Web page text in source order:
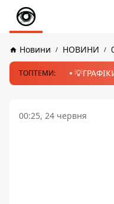
Новини НОВИНИ
ТОПТЕМИ:
00:25, 24 червня